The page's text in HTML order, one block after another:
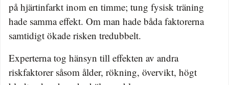
på hjärtinfarkt inom en timme; tung fysisk träning
hade samma effekt. Om man hade båda faktorerna
samtidigt ökade risken tredubbelt.
Experternatog hänsyn till effekten av andra
riskfaktorer såsom ålder, rökning, övervikt, högt